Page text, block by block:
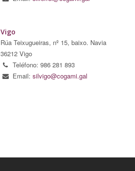
Vigo
Rúa Teixugueiras, nº 15, baixo. Navia
36212 Vigo
Teléfono: 986 281 893
Email: silvigo@cogami.gal